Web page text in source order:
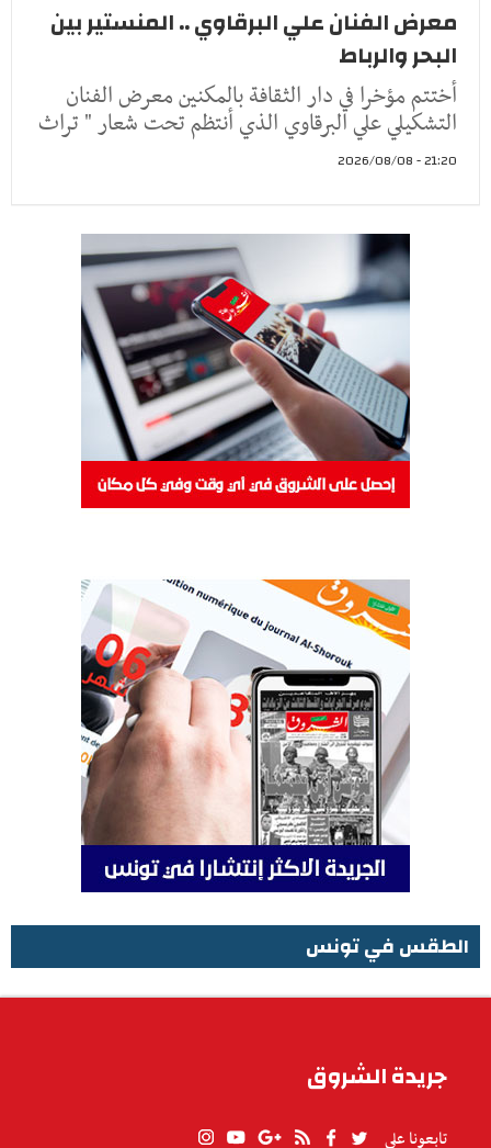
معرض الفنان علي البرقاوي .. المنستير بين
البحر والرباط
أختتم مؤخرا في دار الثقافة بالمكنين معرض الفنان
التشكيلي علي البرقاوي الذي أنتظم تحت شعار " تراث
21:20 - 2026/08/08
الطقس في تونس
جريدة الشروق
تابعونا على